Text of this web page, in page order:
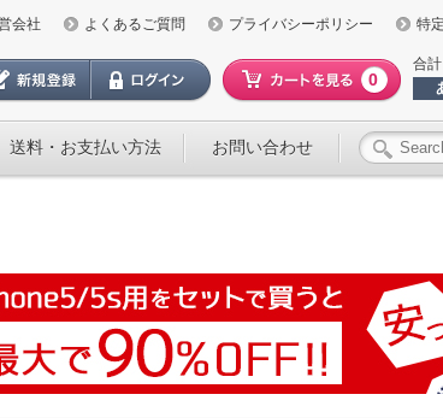
会社 よくあるご質問 プライバシーポリシー 特
0
合計
送料・お支払い方法 お問い合わせ